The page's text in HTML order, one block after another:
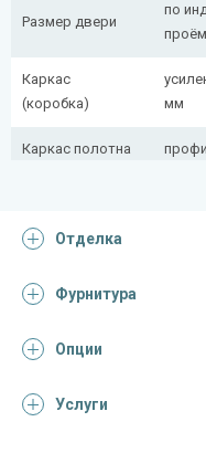
Размер двери
по
Каркас
(коробка)
мм
Каркас полотна
Притворная
Ребра жесткости
Отделка
Фурнитура
Опции
Услуги